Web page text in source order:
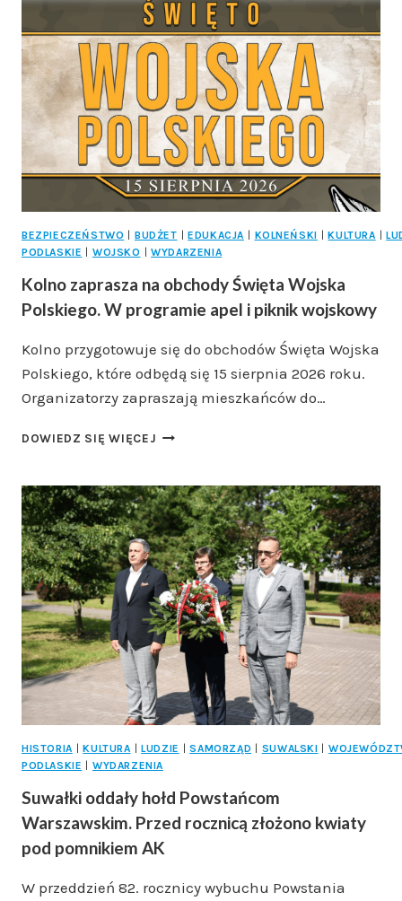
JEŹDZIECKIEGO
ZWYCIĘŻYŁ
W
ZAWODACH
POWOŻENIA
ZAPRZĘGAMI
KONNYMI
W
CZYŻEWIE!
BEZPIECZEŃSTWO BUDŻET EDUKACJA KOLNEŃSKI KULTURA
PODLASKIE
WOJSKO WYDARZENIA
Kolno zaprasza na obchody Święta Wojska
Polskiego. W programie apel i piknik wojskowy
Kolno przygotowuje się do obchodów Święta Wojska
Polskiego, które odbędą się 15 sierpnia 2026 roku.
Organizatorzy zapraszają mieszkańców do…
DOWIEDZ SIĘ WIĘCEJ KOLNO
OBCHODY
ŚWIĘTA
WOJSKA
POLSKIEGO.
W
PROGRAMIE
APEL
I
PIKNIK
WOJSKOWY
HISTORIA KULTURA LUDZIE SAMORZĄD SUWALSKI
PODLASKIE
WYDARZENIA
Suwałki oddały hołd Powstańcom
Warszawskim. Przed rocznicą złożono kwiaty
pod pomnikiem AK
W przeddzień 82. rocznicy wybuchu Powstania